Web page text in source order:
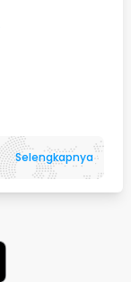
Selengkapnya